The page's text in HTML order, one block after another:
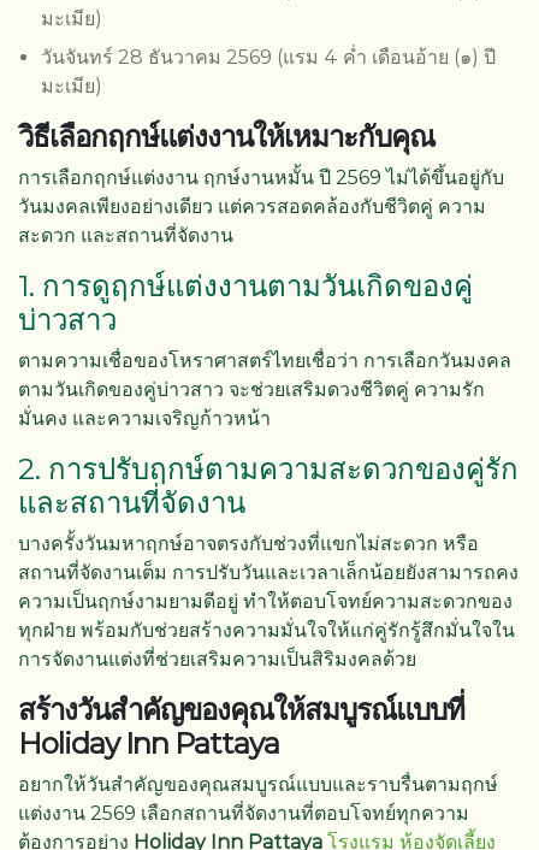
มะเมีย)
วันจันทร์ 28 ธันวาคม 2569 (แรม 4 ค่ำ เดือนอ้าย (๑) ปี
มะเมีย)
วิธีเลือกฤกษ์แต่งงานให้เหมาะกับคุณ
การเลือกฤกษ์แต่งงาน ฤกษ์งานหมั้น ปี 2569 ไม่ได้ขึ้นอยู่กับ
วันมงคลเพียงอย่างเดียว แต่ควรสอดคล้องกับชีวิตคู่ ความ
สะดวก และสถานที่จัดงาน
1. การดูฤกษ์แต่งงานตามวันเกิดของคู่
บ่าวสาว
ตามความเชื่อของโหราศาสตร์ไทยเชื่อว่า การเลือกวันมงคล
ตามวันเกิดของคู่บ่าวสาว จะช่วยเสริมดวงชีวิตคู่ ความรัก
มั่นคง และความเจริญก้าวหน้า
2. การปรับฤกษ์ตามความสะดวกของคู่รัก
และสถานที่จัดงาน
บางครั้งวันมหาฤกษ์อาจตรงกับช่วงที่แขกไม่สะดวก หรือ
สถานที่จัดงานเต็ม การปรับวันและเวลาเล็กน้อยยังสามารถคง
ความเป็นฤกษ์งามยามดีอยู่ ทำให้ตอบโจทย์ความสะดวกของ
ทุกฝ่าย พร้อมกับช่วยสร้างความมั่นใจให้แก่คู่รักรู้สึกมั่นใจใน
การจัดงานแต่งที่ช่วยเสริมความเป็นสิริมงคลด้วย
สร้างวันสำคัญของคุณให้สมบูรณ์แบบที่
Holiday Inn Pattaya
อยากให้วันสำคัญของคุณสมบูรณ์แบบและราบรื่นตามฤกษ์
แต่งงาน 2569 เลือกสถานที่จัดงานที่ตอบโจทย์ทุกความ
ต้องการอย่าง Holiday Inn Pattaya โรงแรม ห้องจัดเลี้ยง